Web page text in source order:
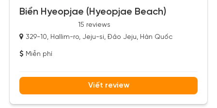
Biển Hyeopjae (Hyeopjae Beach)
15 reviews
329-10, Hallim-ro, Jeju-si, Đảo Jeju, Hàn Quốc
Miễn phí
Viết review